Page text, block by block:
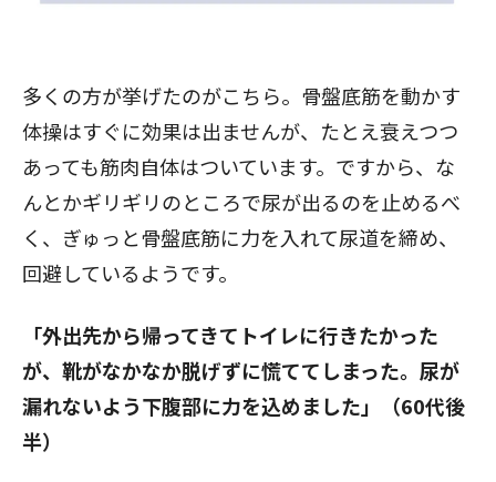
多くの方が挙げたのがこちら。骨盤底筋を動かす
体操はすぐに効果は出ませんが、たとえ衰えつつ
あっても筋肉自体はついています。ですから、な
んとかギリギリのところで尿が出るのを止めるべ
く、ぎゅっと骨盤底筋に力を入れて尿道を締め、
回避しているようです。
「外出先から帰ってきてトイレに行きたかった
が、靴がなかなか脱げずに慌ててしまった。尿が
漏れないよう下腹部に力を込めました」（60代後
半）